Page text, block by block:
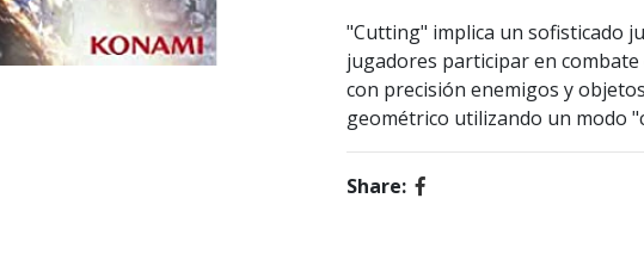
"Cutting" implica un sofisticado
jugadores participar en
con precisión enemigos y
geométrico utilizando un modo
Share: